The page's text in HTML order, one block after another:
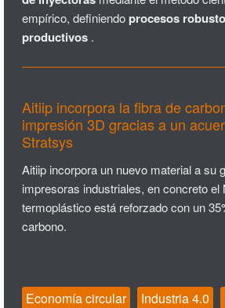
empírico, definiendoprocesos
productivos .
Aitiip incorpora la fibra de
impresión 3D gracias a un
Stratsys
Aitiip incorpora un nuevo material a su
impresoras industriales, en concreto el
termoplástico está reforzado con un
carbono.
Economía circular Industria 4.0